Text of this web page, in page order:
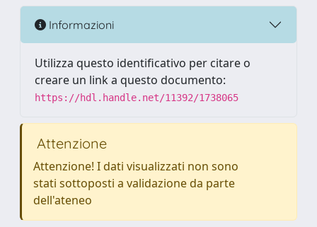
Informazioni
Utilizza questo identificativo per citare o
creare un link a questo documento:
https://hdl.handle.net/11392/1738065
Attenzione
Attenzione! I dati visualizzati non sono
stati sottoposti a validazione da parte
dell'ateneo